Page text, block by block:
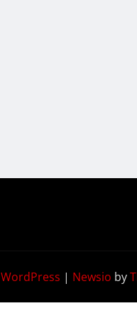
WordPress | Newsio by